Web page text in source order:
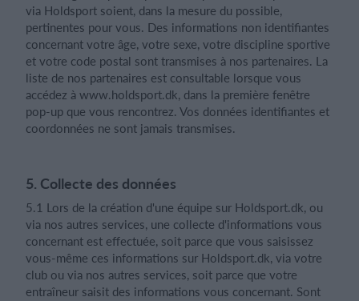
via Holdsport soient, dans la mesure du possible,
pertinentes pour vous. Des informations non identifiantes
concernant votre âge, votre sexe, votre discipline sportive
et votre code postal sont transmises à nos partenaires. La
liste de nos partenaires est consultable lorsque vous
accédez à www.holdsport.dk, dans la première fenêtre
pop-up que vous rencontrez. Vos données identifiantes et
coordonnées ne sont jamais transmises.
5. Collecte des données
5.1 Lors de la création d'une équipe sur Holdsport.dk, ou
via nos autres services, une collecte d'informations vous
concernant est effectuée, soit parce que vous saisissez
vous-même ces informations sur Holdsport.dk, via votre
club ou via nos autres services, soit parce que votre
entraîneur saisit des informations vous concernant. Sont